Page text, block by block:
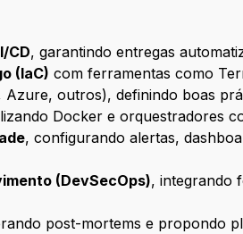
CD, garantindo entregas
(IaC) com ferramentas como
Azure, outros), definindo boas
Docker e orquestradores
, configurando alertas,
(DevSecOps), integrando
post-mortems e propondo